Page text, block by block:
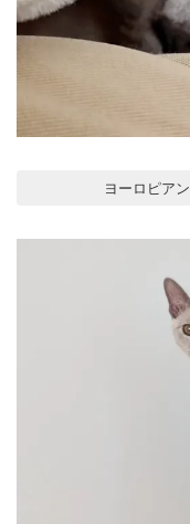
ヨーロピア